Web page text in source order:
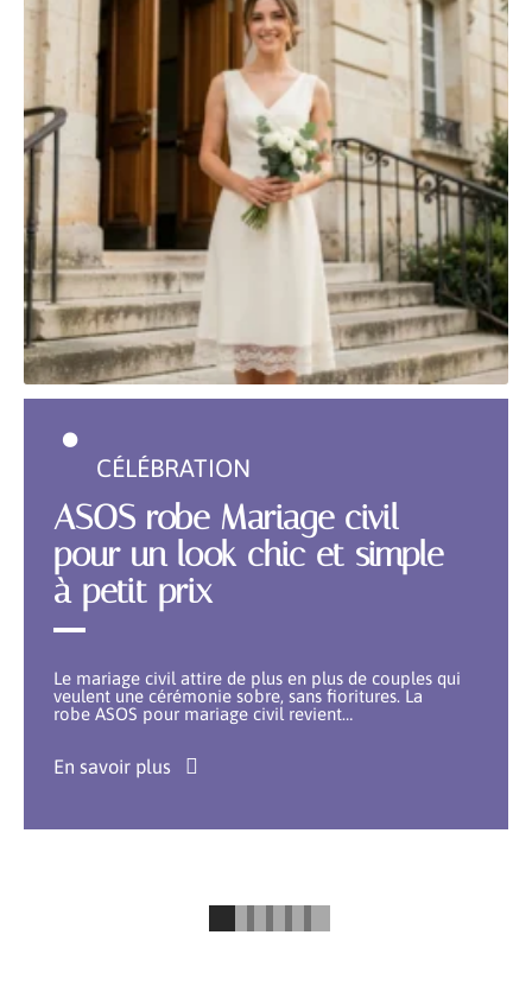
CÉLÉBRATION
ASOS robe Mariage civil
pour un look chic et simple
à petit prix
Le mariage civil attire de plus en plus de couples qui
veulent une cérémonie sobre, sans fioritures. La
robe ASOS pour mariage civil revient…
En savoir plus